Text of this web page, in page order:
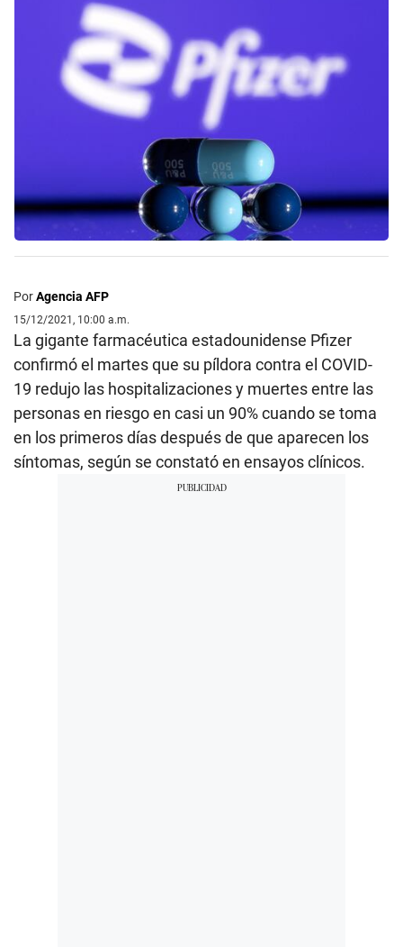
PorAgencia AFP
15/12/2021, 10:00 a.m.
La gigante farmacéutica estadounidense Pfizer
confirmó el martes que su píldora contra el COVID-
19 redujo las hospitalizaciones y muertes entre las
personas en riesgo en casi un 90% cuando se toma
en los primeros días después de que aparecen los
síntomas, según se constató en ensayos clínicos.